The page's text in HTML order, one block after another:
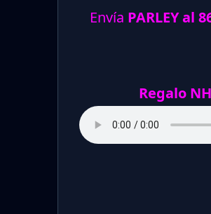
Envía PARLEY al
Regalo